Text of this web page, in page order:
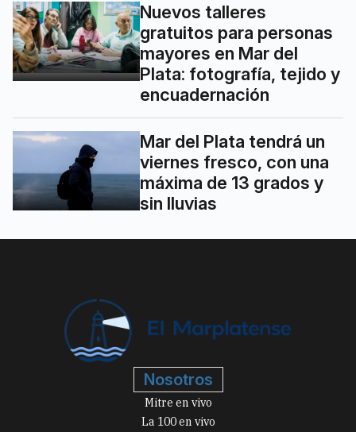
Nuevos talleres
gratuitos para personas
mayores en Mar del
Plata: fotografía, tejido y
encuadernación
Mar del Plata tendrá un
viernes fresco, con una
máxima de 13 grados y
sin lluvias
Nosotros
Mitre en vivo
La 100 en vivo